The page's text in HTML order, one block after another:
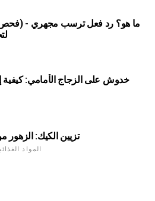
خدوش على الزجاج الأمامي: كيفية
تزيين الكيك:
المواد